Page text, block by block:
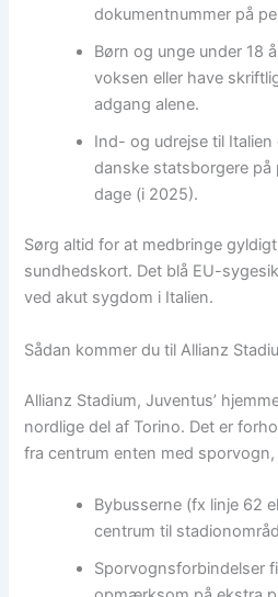
dokumentnummer på
Børn og unge under 18
voksen eller have
adgang alene.
Ind- og udrejse til
danske statsborgere på
dage (i 2025).
Sørg altid for at medbringe
sundhedskort. Det blå EU-
ved akut sygdom i Italien.
Sådan kommer du til Allianz
Allianz Stadium, Juventus’
nordlige del af Torino. Det er
fra centrum enten med sporvogn,
Bybusserne (fx linje 62
centrum til
Sporvognsforbindelser